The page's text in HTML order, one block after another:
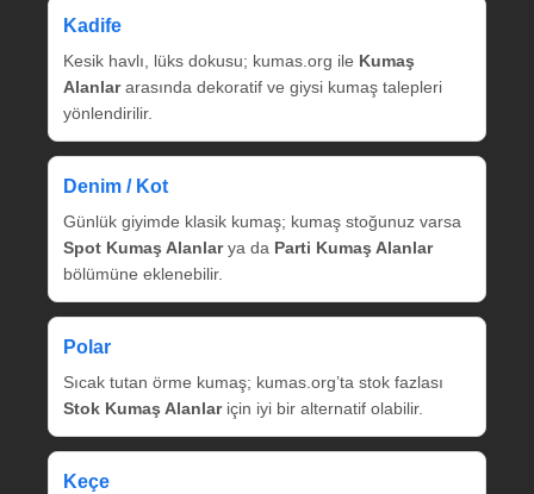
Kadife
Kesik havlı, lüks dokusu; kumas.org ile Kumaş
Alanlararasında dekoratif ve giysi kumaş talepleri
yönlendirilir.
Denim / Kot
Günlük giyimde klasik kumaş; kumaş stoğunuz varsa
Spot Kumaş Alanlarya da Parti Kumaş Alanlar
bölümüne eklenebilir.
Polar
Sıcak tutan örme kumaş; kumas.org’ta stok fazlası
Stok Kumaş Alanlariçin iyi bir alternatif olabilir.
Keçe